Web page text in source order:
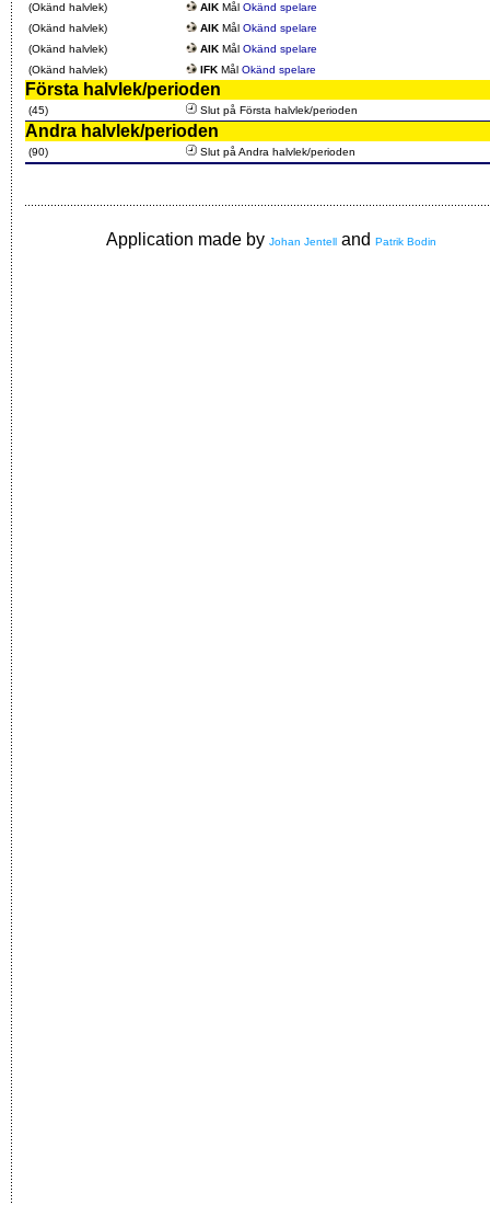
(Okänd halvlek)
AIK Mål Okänd spelare
(Okänd halvlek)
AIK Mål Okänd spelare
(Okänd halvlek)
AIK Mål Okänd spelare
(Okänd halvlek)
IFK Mål Okänd spelare
Första halvlek/perioden
(45) Slut på Första halvlek/perioden
Andra halvlek/perioden
(90) Slut på Andra halvlek/perioden
Application made by Johan Jentell and Patrik Bodin